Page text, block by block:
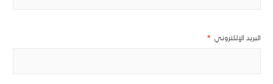
البريد الإلكتروني *